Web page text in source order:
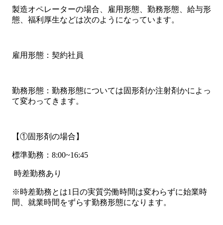
製造オペレーターの場合、雇用形態、勤務形態、給与形
態、福利厚生などは次のようになっています。
雇用形態：契約社員
勤務形態：勤務形態については固形剤か注射剤かによっ
て変わってきます。
【①固形剤の場合】
標準勤務：8:00~16:45
時差勤務あり
※時差勤務とは1日の実質労働時間は変わらずに始業時
間、就業時間をずらす勤務形態になります。